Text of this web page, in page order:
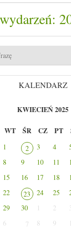
KALENDARZ
KWIECIEŃ 2025
WT ŚR CZ PT
1 2 3 4
8 9 10 11
15 16 17 18
22 23 24 25
29 30 1 2
6 7 8 9